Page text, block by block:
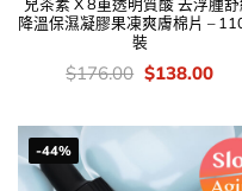
兒茶素 X 8重透明質酸 去浮腫
降溫保濕凝膠果凍爽膚棉片 –
裝
價
錢：
$176.00 Original
price
$176.00.
$138.00
-44%